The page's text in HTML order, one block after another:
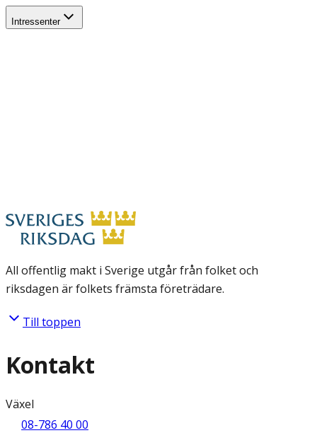
Intressenter
All offentlig makt i Sverige utgår från folket och
riksdagen är folkets främsta företrädare.
Till toppen
Kontakt
Växel
08-786 40 00